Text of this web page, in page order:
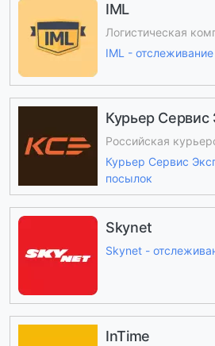
IML
Логистическая
IML -
Курьер Сервис
Российская
Курьер Сервис
посылок
Skynet
Skynet -
InTime